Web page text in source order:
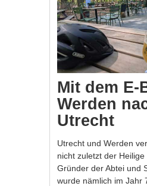
Mit dem E-
Werden
Utrecht
Utrecht und Werden
nicht zuletzt der
Gründer der Abtei und
wurde nämlich im Jahr